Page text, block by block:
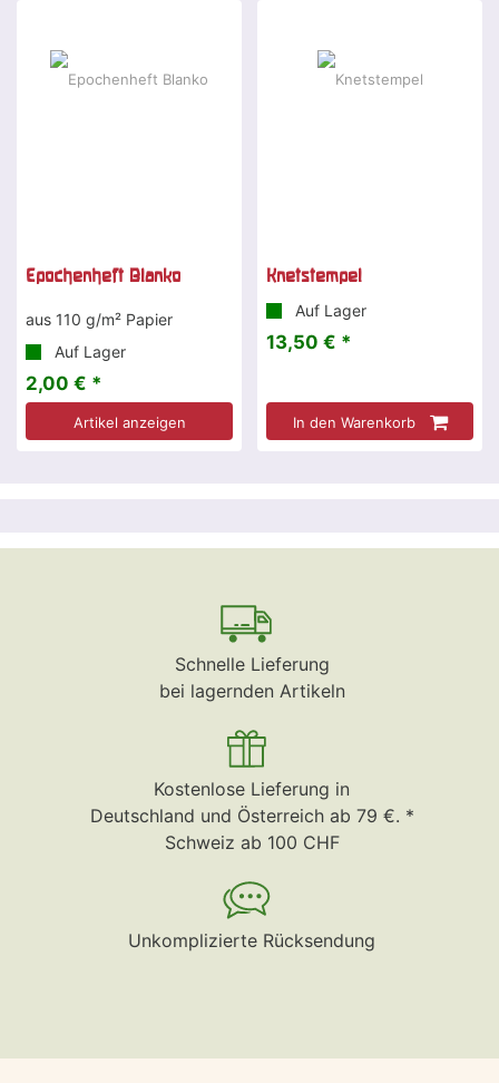
Epochenheft Blanko
aus 110 g/m² Papier
Auf Lager
2,00 € *
Artikel anzeigen
Knetstempel
Auf Lager
13,50 € *
In den Warenkorb
Schnelle Lieferung
bei lagernden Artikeln
Kostenlose Lieferung in
Deutschland und Österreich ab 79 €. *
Schweiz ab 100 CHF
Unkomplizierte Rücksendung